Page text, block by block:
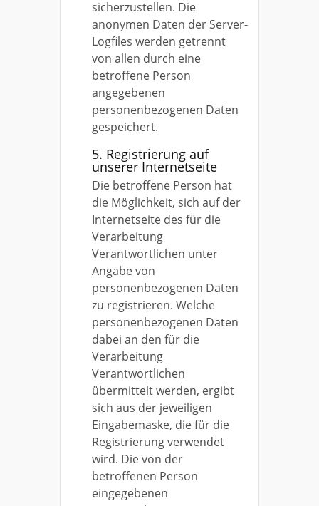
sicherzustellen. Die
anonymen Daten der Server-
Logfiles werden getrennt
von allen durch eine
betroffene Person
angegebenen
personenbezogenen Daten
gespeichert.
5. Registrierung auf
unserer Internetseite
Die betroffene Person hat
die Möglichkeit, sich auf der
Internetseite des für die
Verarbeitung
Verantwortlichen unter
Angabe von
personenbezogenen Daten
zu registrieren. Welche
personenbezogenen Daten
dabei an den für die
Verarbeitung
Verantwortlichen
übermittelt werden, ergibt
sich aus der jeweiligen
Eingabemaske, die für die
Registrierung verwendet
wird. Die von der
betroffenen Person
eingegebenen